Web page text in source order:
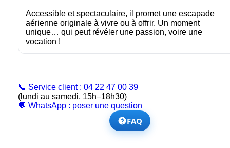
Accessible et spectaculaire, il promet une escapade
aérienne originale à vivre ou à offrir. Un moment
unique… qui peut révéler une passion, voire une
vocation !
📞 Service client : 04 22 47 00 39
(lundi au samedi, 15h–18h30)
💬 WhatsApp : poser une question
FAQ